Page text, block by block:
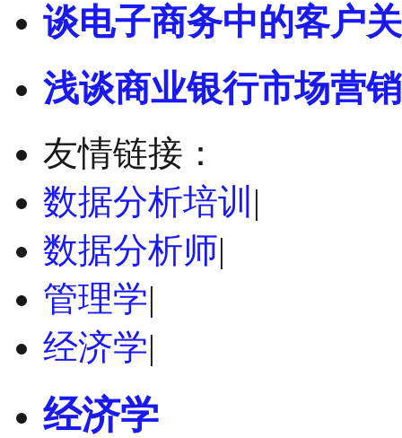
谈电子商务中的客户
浅谈商业银行市场营
友情链接：
数据分析培训 |
数据分析师|
管理学|
经济学|
经济学